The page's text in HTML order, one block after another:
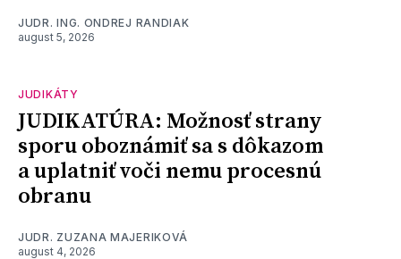
JUDR. ING. ONDREJ RANDIAK
august 5, 2026
JUDIKÁTY
JUDIKATÚRA: Možnosť strany
sporu oboznámiť sa s dôkazom
a uplatniť voči nemu procesnú
obranu
JUDR. ZUZANA MAJERIKOVÁ
august 4, 2026